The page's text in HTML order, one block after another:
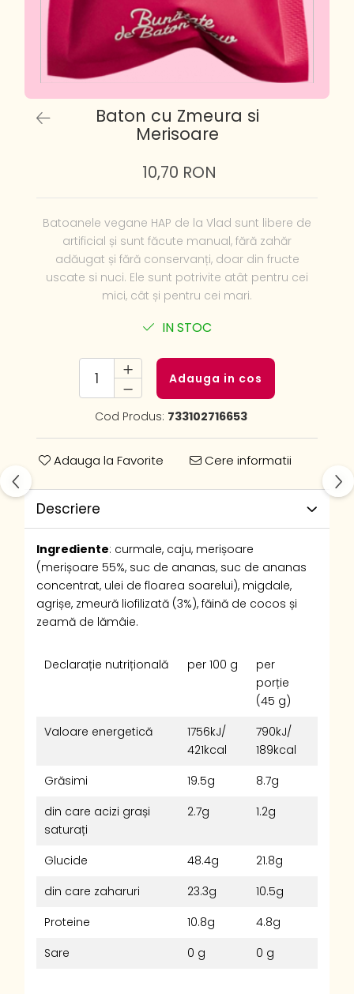
Baton cu Zmeura si
Merisoare
10,70 RON
Batoanele vegane HAP de la Vlad sunt libere de
artificial și sunt făcute manual, fără zahăr
adăugat și fără conservanți, doar din fructe
uscate si nuci. Ele sunt potrivite atât pentru cei
mici, cât și pentru cei mari.
IN STOC
Adauga in cos
Cod Produs: 733102716653
Adauga la Favorite Cere informatii
Descriere
Ingrediente: curmale, caju, merișoare
(merișoare 55%, suc de ananas, suc de ananas
concentrat, ulei de floarea soarelui), migdale,
agrișe, zmeură liofilizată (3%), făină de cocos și
zeamă de lămâie.
Declarație nutrițională per 100 g
per
porție
(45 g)
Valoare energetică
1756kJ/
421kcal
790kJ/
189kcal
Grăsimi
19.5g
8.7g
din care acizi grași
saturați
2.7g 1.2g
Glucide 48.4g
21.8g
din care zaharuri
23.3g
10.5g
Proteine
10.8g
4.8g
Sare
0 g 0 g